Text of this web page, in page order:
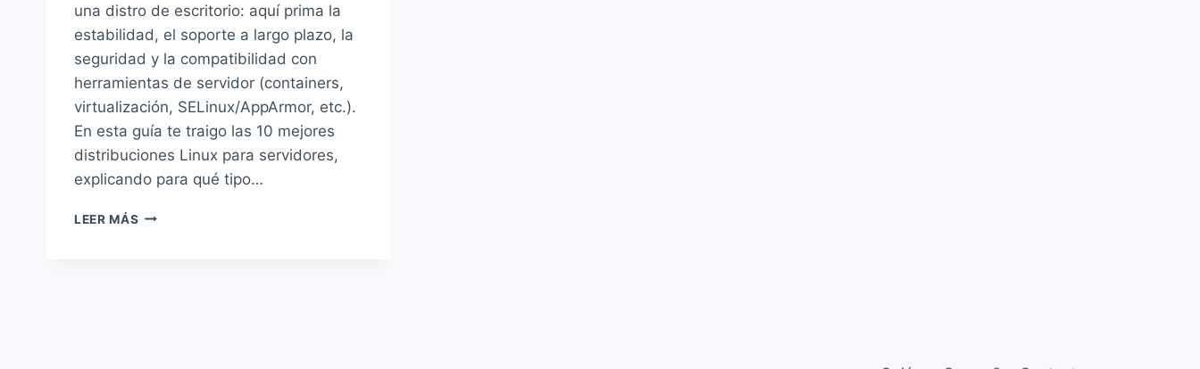
una distro de escritorio: aquí prima la
estabilidad, el soporte a largo plazo, la
seguridad y la compatibilidad con
herramientas de servidor (containers,
virtualización, SELinux/AppArmor, etc.).
En esta guía te traigo las 10 mejores
distribuciones Linux para servidores,
explicando para qué tipo…
LEER MÁS LAS